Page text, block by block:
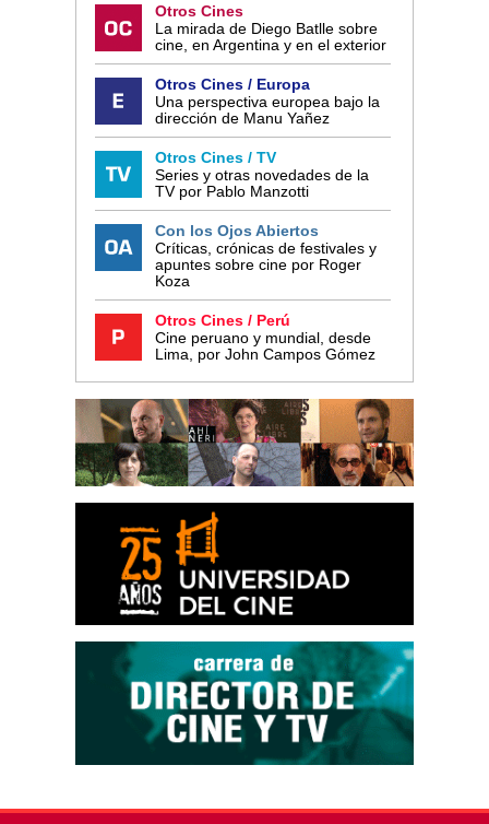
Otros Cines
La mirada de Diego Batlle sobre
cine, en Argentina y en el exterior
Otros Cines / Europa
Una perspectiva europea bajo la
dirección de Manu Yañez
Otros Cines / TV
Series y otras novedades de la
TV por Pablo Manzotti
Con los Ojos Abiertos
Críticas, crónicas de festivales y
apuntes sobre cine por Roger
Koza
Otros Cines / Perú
Cine peruano y mundial, desde
Lima, por John Campos Gómez